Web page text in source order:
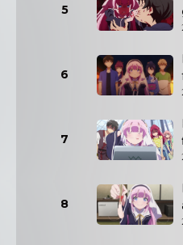
5
6
7
8